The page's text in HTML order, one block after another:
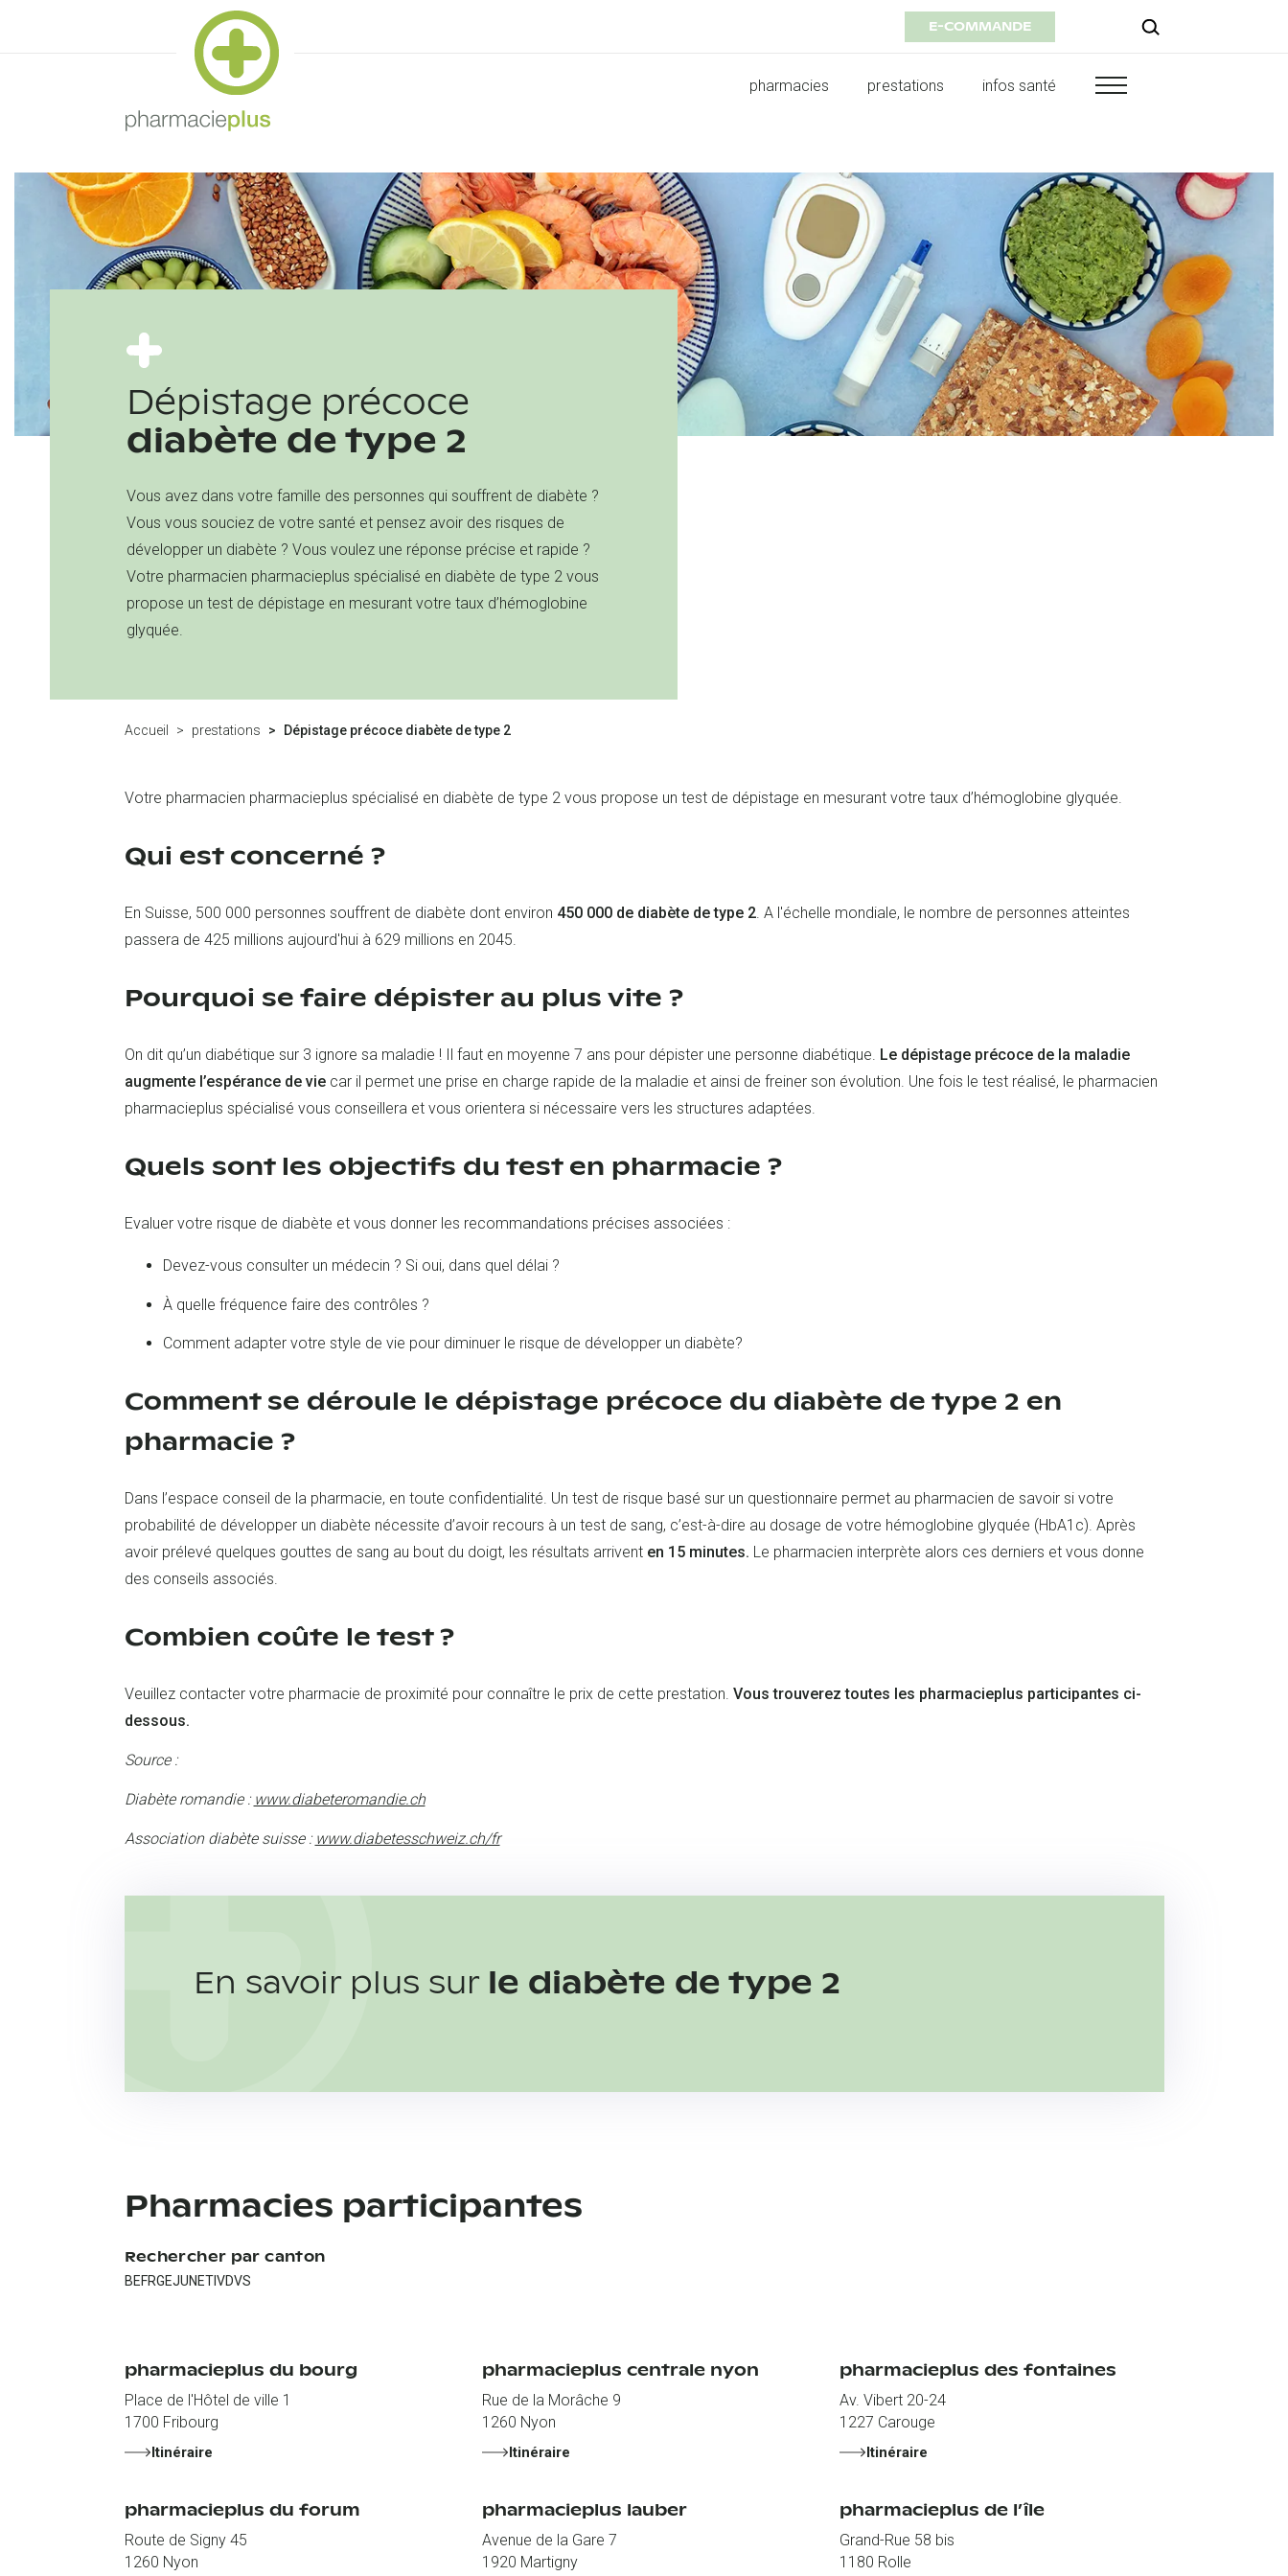
E-COMMANDE
pharmacies prestations infos santé
Dépistage précoce
diabète de type 2
Vous avez dans votre famille des personnes qui souffrent de diabète ?
Vous vous souciez de votre santé et pensez avoir des risques de
développer un diabète ? Vous voulez une réponse précise et rapide ?
Votre pharmacien pharmacieplus spécialisé en diabète de type 2 vous
propose un test de dépistage en mesurant votre taux d’hémoglobine
glyquée.
Accueil prestations Dépistage précoce diabète de type 2
Votre pharmacien pharmacieplus spécialisé en diabète de type 2 vous propose un test de dépistage en mesurant votre taux d’hémoglobine glyquée.
Qui est concerné ?
En Suisse, 500 000 personnes souffrent de diabète dont environ 450 000 de diabète de type 2. A l'échelle mondiale, le nombre de personnes atteintes
passera de 425 millions aujourd'hui à 629 millions en 2045.
Pourquoi se faire dépister au plus vite ?
On dit qu’un diabétique sur 3 ignore sa maladie ! Il faut en moyenne 7 ans pour dépister une personne diabétique. Le dépistage précoce de la maladie
augmente l’espérance de viecar il permet une prise en charge rapide de la maladie et ainsi de freiner son évolution. Une fois le test réalisé, le pharmacien
pharmacieplus spécialisé vous conseillera et vous orientera si nécessaire vers les structures adaptées.
Quels sont les objectifs du test en pharmacie ?
Evaluer votre risque de diabète et vous donner les recommandations précises associées :
Devez-vous consulter un médecin ? Si oui, dans quel délai ?
À quelle fréquence faire des contrôles ?
Comment adapter votre style de vie pour diminuer le risque de développer un diabète?
Comment se déroule le dépistage précoce du diabète de type 2 en
pharmacie ?
Dans l’espace conseil de la pharmacie, en toute confidentialité. Un test de risque basé sur un questionnaire permet au pharmacien de savoir si votre
probabilité de développer un diabète nécessite d’avoir recours à un test de sang, c’est-à-dire au dosage de votre hémoglobine glyquée (HbA1c). Après
avoir prélevé quelques gouttes de sang au bout du doigt, les résultats arrivent en 15 minutes. Le pharmacien interprète alors ces derniers et vous donne
des conseils associés.
Combien coûte le test ?
Veuillez contacter votre pharmacie de proximité pour connaître le prix de cette prestation. Vous trouverez toutes les pharmacieplus participantes ci-
dessous.
Source :
Diabète romandie : www.diabeteromandie.ch
Association diabète suisse : www.diabetesschweiz.ch/fr
En savoir plus sur le diabète de type 2
Pharmacies participantes
Rechercher par canton
BEFRGEJUNETIVDVS
pharmacieplus du bourg
Place de l'Hôtel de ville 1
1700 Fribourg
Itinéraire
pharmacieplus centrale nyon
Rue de la Morâche 9
1260 Nyon
Itinéraire
pharmacieplus des fontaines
Av. Vibert 20-24
1227 Carouge
Itinéraire
pharmacieplus du forum
Route de Signy 45
1260 Nyon
pharmacieplus lauber
Avenue de la Gare 7
1920 Martigny
pharmacieplus de l’île
Grand-Rue 58 bis
1180 Rolle